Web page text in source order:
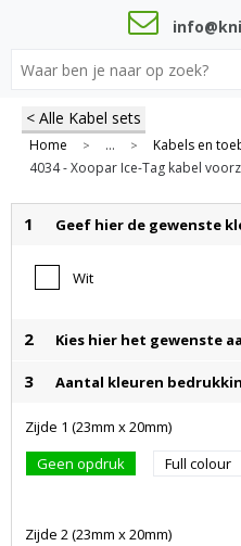
< Alle Kabel sets
Home > ... > Kabels en
4034 - Xoopar Ice-Tag kabel
1 Geef hier de gewenste
Wit
2 Kies hier het gewenste
3 Aantal kleuren
Zijde 1 (23mm x 20mm)
Geen opdruk
Full colour
Zijde 2 (23mm x 20mm)